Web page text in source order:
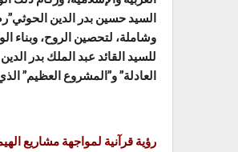
السيد حسين بدر الدين
وشاملة، لتحصين الروح، وبناء
للسيد القائد عبد الملك بدر
العادلة” و”المشروع العظيم”
رؤية قرآنية لمواجهة مشاريع